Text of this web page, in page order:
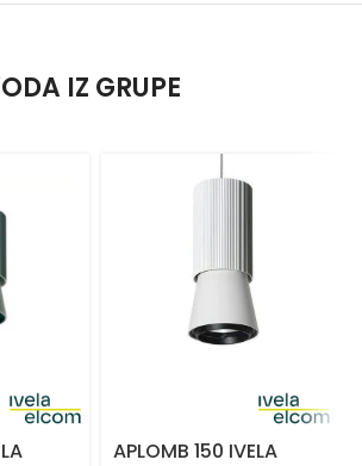
IZ GRUPE
APLOMB 150 IVELA